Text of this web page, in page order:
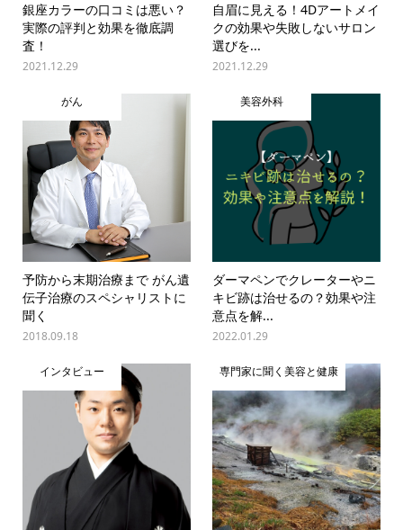
銀座カラーの口コミは悪い？
実際の評判と効果を徹底調
査！
2021.12.29
自眉に見える！4Dアートメイ
クの効果や失敗しないサロン
選びを...
2021.12.29
がん
予防から末期治療まで がん遺
伝子治療のスペシャリストに
聞く
2018.09.18
美容外科
ダーマペンでクレーターやニ
キビ跡は治せるの？効果や注
意点を解...
2022.01.29
インタビュー 専門家に聞く美容と健康